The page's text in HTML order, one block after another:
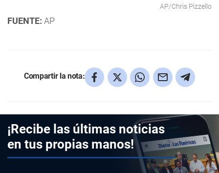
AP/Chris Pizzello
FUENTE: AP
Compartir la nota:
¡Recibe las últimas noticias
en tus propias manos!